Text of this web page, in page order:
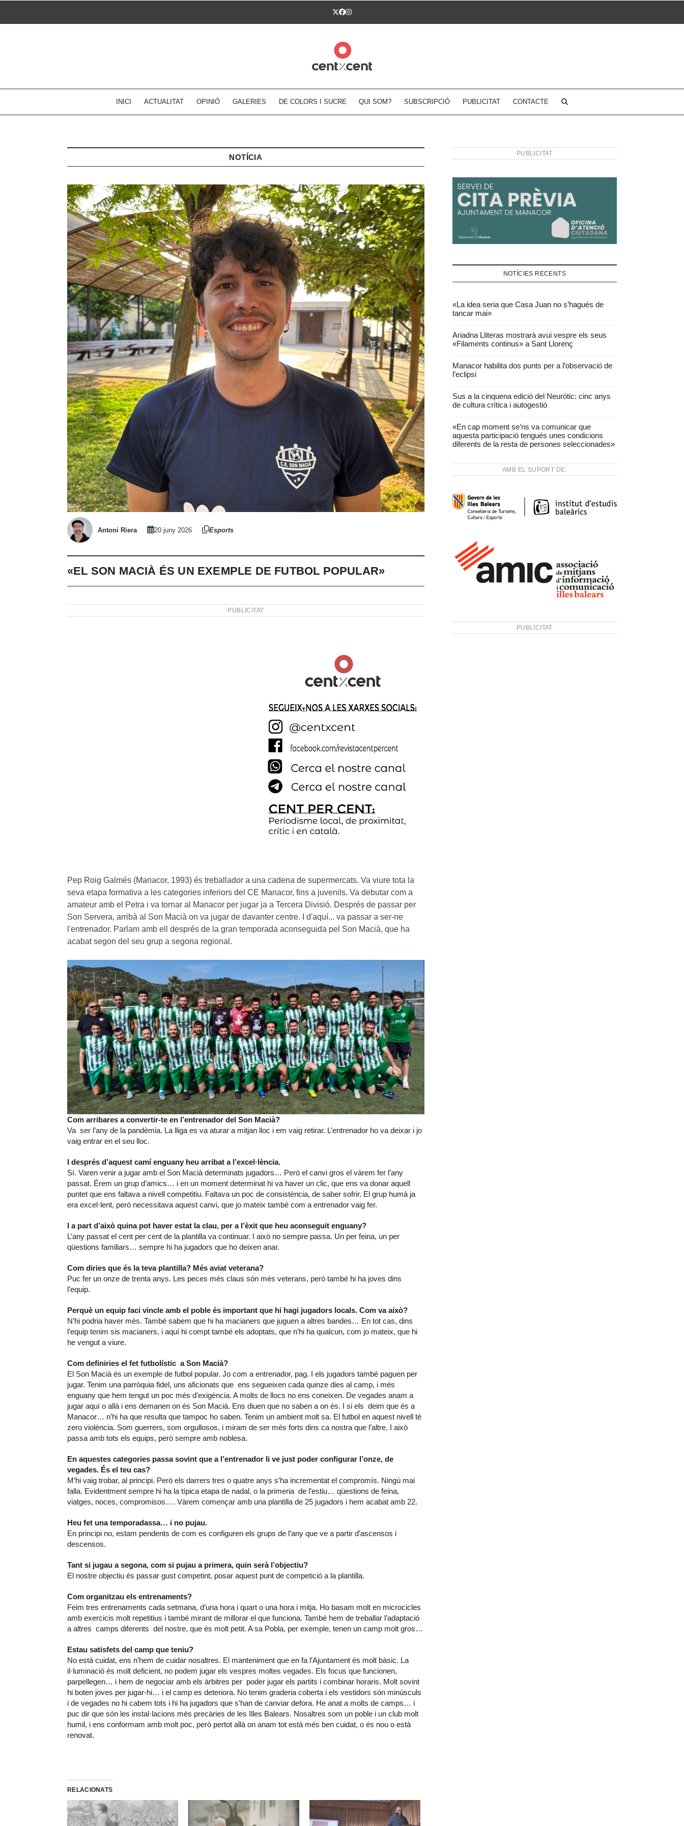
Twitter
Facebook
Instagram
INICI ACTUALITAT OPINIÓ GALERIES DE COLORS I SUCRE QUI SOM? SUBSCRIPCIÓ PUBLICITAT CONTACTE
NOTÍCIA
Antoni Riera 20 juny 2026 Esports
«EL SON MACIÀ ÉS UN EXEMPLE DE FUTBOL POPULAR»
PUBLICITAT
Pep Roig Galmés (Manacor, 1993) és treballador a una cadena de supermercats. Va viure tota la
seva etapa formativa a les categories inferiors del CE Manacor, fins a juvenils. Va debutar com a
amateur amb el Petra i va tornar al Manacor per jugar ja a Tercera Divisió. Després de passar per
Son Servera, arribà al Son Macià on va jugar de davanter centre. I d'aquí... va passar a ser-ne
l'entrenador. Parlam amb ell després de la gran temporada aconseguida pel Son Macià, que ha
acabat segon del seu grup a segona regional.
Com arribares a convertir-te en l’entrenador del Son Macià?
Va ser l’any de la pandèmia. La lliga es va aturar a mitjan lloc i em vaig retirar. L’entrenador ho va deixar i jo
vaig entrar en el seu lloc.
I després d’aquest camí enguany heu arribat a l’excel·lència.
Sí. Varen venir a jugar amb el Son Macià determinats jugadors… Però el canvi gros el vàrem fer l’any
passat. Érem un grup d’amics… i en un moment determinat hi va haver un clic, que ens va donar aquell
puntet que ens faltava a nivell competitiu. Faltava un poc de consistència, de saber sofrir. El grup humà ja
era excel·lent, però necessitava aquest canvi, que jo mateix també com a entrenador vaig fer.
I a part d’això quina pot haver estat la clau, per a l’èxit que heu aconseguit enguany?
L’any passat el cent per cent de la plantilla va continuar. I això no sempre passa. Un per feina, un per
qüestions familiars… sempre hi ha jugadors que ho deixen anar.
Com diries que és la teva plantilla? Més aviat veterana?
Puc fer un onze de trenta anys. Les peces més claus són més veterans, però també hi ha joves dins
l’equip.
Perquè un equip faci vincle amb el poble és important que hi hagi jugadors locals. Com va això?
N’hi podria haver més. També sabem que hi ha macianers que juguen a altres bandes… En tot cas, dins
l’equip tenim sis macianers, i aquí hi compt també els adoptats, que n’hi ha qualcun, com jo mateix, que hi
he vengut a viure.
Com definiries el fet futbolístic a Son Macià?
El Son Macià és un exemple de futbol popular. Jo com a entrenador, pag. I els jugadors també paguen per
jugar. Tenim una parròquia fidel, uns aficionats que ens segueixen cada quinze dies al camp, i més
enguany que hem tengut un poc més d’exigència. A molts de llocs no ens coneixen. De vegades anam a
jugar aquí o allà i ens demanen on és Son Macià. Ens diuen que no saben a on és. I si els deim que és a
Manacor… n’hi ha que resulta que tampoc ho saben. Tenim un ambient molt sa. El futbol en aquest nivell té
zero violència. Som guerrers, som orgullosos, i miram de ser més forts dins ca nostra que l’altre. I això
passa amb tots els equips, però sempre amb noblesa.
En aquestes categories passa sovint que a l’entrenador li ve just poder configurar l’onze, de
vegades. És el teu cas?
M’hi vaig trobar, al principi. Però els darrers tres o quatre anys s’ha incrementat el compromís. Ningú mai
falla. Evidentment sempre hi ha la típica etapa de nadal, o la primeria de l’estiu… qüestions de feina,
viatges, noces, compromisos…. Vàrem començar amb una plantilla de 25 jugadors i hem acabat amb 22.
Heu fet una temporadassa… i no pujau.
En principi no, estam pendents de com es configuren els grups de l’any que ve a partir d’ascensos i
descensos.
Tant si jugau a segona, com si pujau a primera, quin serà l’objectiu?
El nostre objectiu és passar gust competint, posar aquest punt de competició a la plantilla.
Com organitzau els entrenaments?
Feim tres entrenaments cada setmana, d’una hora i quart o una hora i mitja. Ho basam molt en microcicles
amb exercicis molt repetitius i també mirant de millorar el que funciona. També hem de treballar l’adaptació
a altres camps diferents del nostre, que és molt petit. A sa Pobla, per exemple, tenen un camp molt gros…
Estau satisfets del camp que teniu?
No està cuidat, ens n’hem de cuidar nosaltres. El manteniment que en fa l’Ajuntament és molt bàsic. La
il·luminació és molt deficient, no podem jugar els vespres moltes vegades. Els focus que funcionen,
parpellegen… i hem de negociar amb els àrbitres per poder jugar els partits i combinar horaris. Molt sovint
hi boten joves per jugar-hi… i el camp es deteriora. No tenim graderia coberta i els vestidors són minúsculs
i de vegades no hi cabem tots i hi ha jugadors que s’han de canviar defora. He anat a molts de camps… i
puc dir que són les instal·lacions més precàries de les Illes Balears. Nosaltres som un poble i un club molt
humil, i ens conformam amb molt poc, però pertot allà on anam tot està més ben cuidat, o és nou o està
renovat.
RELACIONATS
PUBLICITAT
NOTÍCIES RECENTS
«La idea seria que Casa Juan no s’hagués de
tancar mai»
Ariadna Lliteras mostrarà avui vespre els seus
«Filaments continus» a Sant Llorenç
Manacor habilita dos punts per a l’observació de
l’eclipsi
Sus a la cinquena edició del Neuròtic: cinc anys
de cultura crítica i autogestió
«En cap moment se’ns va comunicar que
aquesta participació tengués unes condicions
diferents de la resta de persones seleccionades»
AMB EL SUPORT DE:
PUBLICITAT